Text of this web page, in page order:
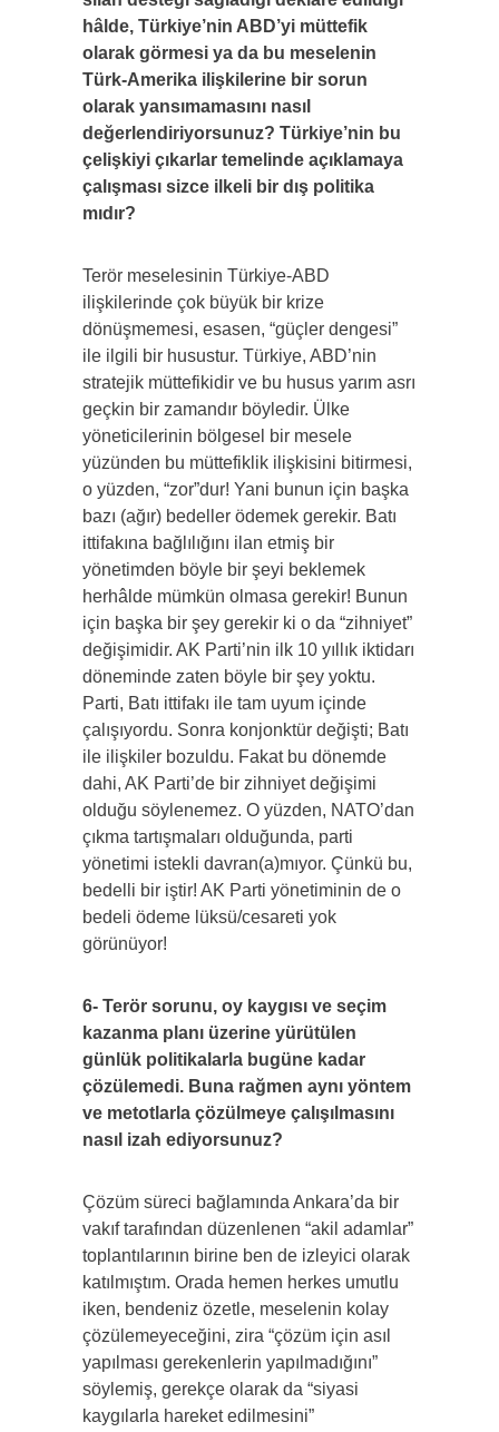
hâlde, Türkiye’nin ABD’yi müttefik
olarak görmesi ya da bu meselenin
Türk-Amerika ilişkilerine bir sorun
olarak yansımamasını nasıl
değerlendiriyorsunuz? Türkiye’nin bu
çelişkiyi çıkarlar temelinde açıklamaya
çalışması sizce ilkeli bir dış politika
mıdır?
Terör meselesinin Türkiye-ABD
ilişkilerinde çok büyük bir krize
dönüşmemesi, esasen, “güçler dengesi”
ile ilgili bir husustur. Türkiye, ABD’nin
stratejik müttefikidir ve bu husus yarım asrı
geçkin bir zamandır böyledir. Ülke
yöneticilerinin bölgesel bir mesele
yüzünden bu müttefiklik ilişkisini bitirmesi,
o yüzden, “zor”dur! Yani bunun için başka
bazı (ağır) bedeller ödemek gerekir. Batı
ittifakına bağlılığını ilan etmiş bir
yönetimden böyle bir şeyi beklemek
herhâlde mümkün olmasa gerekir! Bunun
için başka bir şey gerekir ki o da “zihniyet”
değişimidir. AK Parti’nin ilk 10 yıllık iktidarı
döneminde zaten böyle bir şey yoktu.
Parti, Batı ittifakı ile tam uyum içinde
çalışıyordu. Sonra konjonktür değişti; Batı
ile ilişkiler bozuldu. Fakat bu dönemde
dahi, AK Parti’de bir zihniyet değişimi
olduğu söylenemez. O yüzden, NATO’dan
çıkma tartışmaları olduğunda, parti
yönetimi istekli davran(a)mıyor. Çünkü bu,
bedelli bir iştir! AK Parti yönetiminin de o
bedeli ödeme lüksü/cesareti yok
görünüyor!
6- Terör sorunu, oy kaygısı ve seçim
kazanma planı üzerine yürütülen
günlük politikalarla bugüne kadar
çözülemedi. Buna rağmen aynı yöntem
ve metotlarla çözülmeye çalışılmasını
nasıl izah ediyorsunuz?
Çözüm süreci bağlamında Ankara’da bir
vakıf tarafından düzenlenen “akil adamlar”
toplantılarının birine ben de izleyici olarak
katılmıştım. Orada hemen herkes umutlu
iken, bendeniz özetle, meselenin kolay
çözülemeyeceğini, zira “çözüm için asıl
yapılması gerekenlerin yapılmadığını”
söylemiş, gerekçe olarak da “siyasi
kaygılarla hareket edilmesini”